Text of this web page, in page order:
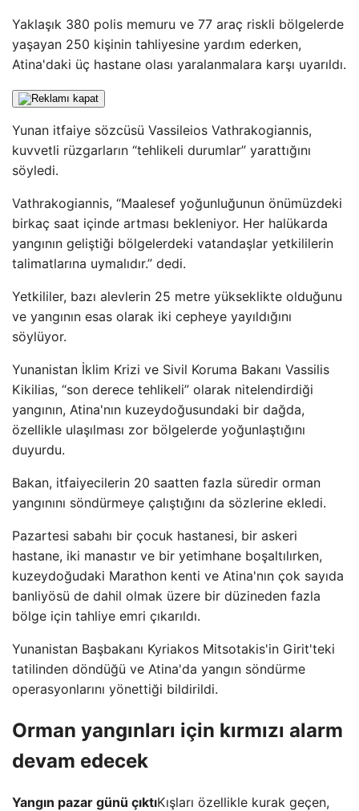
Yaklaşık 380 polis memuru ve 77 araç riskli bölgelerde
yaşayan 250 kişinin tahliyesine yardım ederken,
Atina'daki üç hastane olası yaralanmalara karşı uyarıldı.
Yunan itfaiye sözcüsü Vassileios Vathrakogiannis,
kuvvetli rüzgarların “tehlikeli durumlar” yarattığını
söyledi.
Vathrakogiannis, “Maalesef yoğunluğunun önümüzdeki
birkaç saat içinde artması bekleniyor. Her halükarda
yangının geliştiği bölgelerdeki vatandaşlar yetkililerin
talimatlarına uymalıdır.” dedi.
Yetkililer, bazı alevlerin 25 metre yükseklikte olduğunu
ve yangının esas olarak iki cepheye yayıldığını
söylüyor.
Yunanistan İklim Krizi ve Sivil Koruma Bakanı Vassilis
Kikilias, “son derece tehlikeli” olarak nitelendirdiği
yangının, Atina'nın kuzeydoğusundaki bir dağda,
özellikle ulaşılması zor bölgelerde yoğunlaştığını
duyurdu.
Bakan, itfaiyecilerin 20 saatten fazla süredir orman
yangınını söndürmeye çalıştığını da sözlerine ekledi.
Pazartesi sabahı bir çocuk hastanesi, bir askeri
hastane, iki manastır ve bir yetimhane boşaltılırken,
kuzeydoğudaki Marathon kenti ve Atina'nın çok sayıda
banliyösü de dahil olmak üzere bir düzineden fazla
bölge için tahliye emri çıkarıldı.
Yunanistan Başbakanı Kyriakos Mitsotakis'in Girit'teki
tatilinden döndüğü ve Atina'da yangın söndürme
operasyonlarını yönettiği bildirildi.
Orman yangınları için kırmızı alarm
devam edecek
Yangın pazar günü çıktıKışları özellikle kurak geçen,